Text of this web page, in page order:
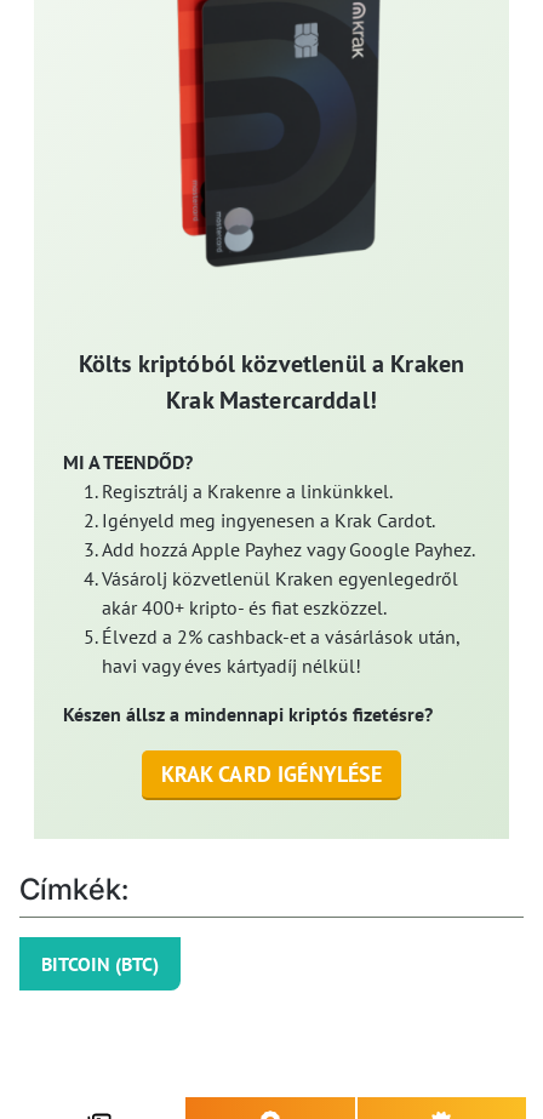
Költs kriptóból közvetlenül a Kraken
Krak Mastercarddal!
MI A TEENDŐD?
Regisztrálj a Krakenre a linkünkkel.
Igényeld meg ingyenesen a Krak Cardot.
Add hozzá Apple Payhez vagy Google Payhez.
Vásárolj közvetlenül Kraken egyenlegedről
akár 400+ kripto- és fiat eszközzel.
Élvezd a 2% cashback-et a vásárlások után,
havi vagy éves kártyadíj nélkül!
Készen állsz a mindennapi kriptós fizetésre?
KRAK CARD IGÉNYLÉSE
Címkék:
BITCOIN (BTC)